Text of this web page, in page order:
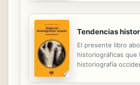
Tendencias
El presente libro
historiográficas que
historiografía